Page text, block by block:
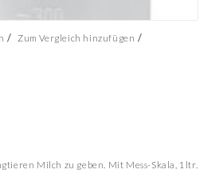
/Zum Vergleich hinzufügen /
Milch zu geben. Mit Mess-Skala, 1ltr.